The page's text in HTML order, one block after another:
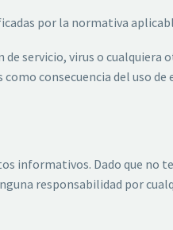
por la normativa
de servicio, virus o
consecuencia del uso
informativos. Dado que no
responsabilidad por